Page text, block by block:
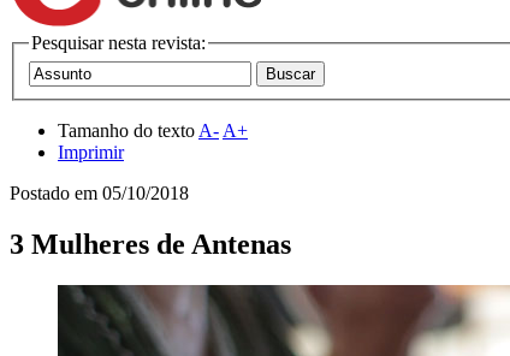
Pesquisar nesta revista:
Tamanho do texto A- A+
Imprimir
Postado em 05/10/2018
3 Mulheres de Antenas